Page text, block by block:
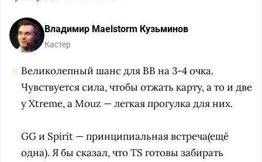
Владимир Maelstorm Кузьминов
Кастер
Великолепный шанс для BB на 3-4 очка.
Чувствуется сила, чтобы отжать карту, а то и две
у Xtreme, а Mouz — легкая прогулка для них.
GG и Spirit — принципиальная встреча(ещё
одна). Я бы сказал, что TS готовы забирать